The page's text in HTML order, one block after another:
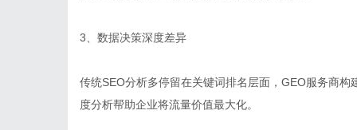
3、数据决策深度差异
传统SEO分析多停留在关键词排名层面，GEO服务商
度分析帮助企业将流量价值最大化。